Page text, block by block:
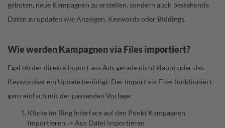
geboten, neue Kampagnen zu erstellen, sondern auch bestehende
Daten zu updaten wie Anzeigen, Keywords oder Biddings.
Wie werden Kampagnen via Files importiert?
Egal ob der direkte Import aus Ads gerade nicht klappt oder das
Keywordset ein Update benötigt. Der Import via Files funktioniert
ganz einfach mit der passenden Vorlage:
Klicke im Bing Interface auf den Punkt Kampagnen
importieren -> Aus Datei importieren